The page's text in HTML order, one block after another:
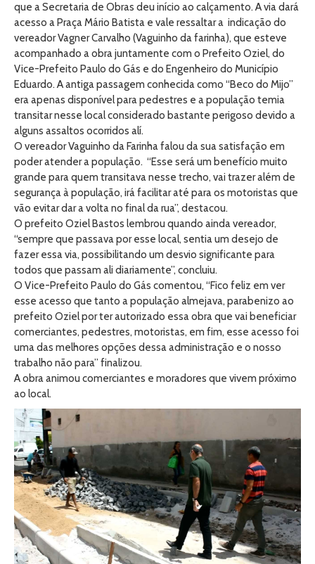
que a Secretaria de Obras deu início ao calçamento. A via dará
acesso a Praça Mário Batista e vale ressaltar a indicação do
vereador Vagner Carvalho (Vaguinho da farinha), que esteve
acompanhado a obra juntamente com o Prefeito Oziel, do
Vice-Prefeito Paulo do Gás e do Engenheiro do Município
Eduardo. A antiga passagem conhecida como “Beco do Mijo”
era apenas disponível para pedestres e a população temia
transitar nesse local considerado bastante perigoso devido a
alguns assaltos ocorridos alí.
O vereador Vaguinho da Farinha falou da sua satisfação em
poder atender a população. “Esse será um benefício muito
grande para quem transitava nesse trecho, vai trazer além de
segurança à população, irá facilitar até para os motoristas que
vão evitar dar a volta no final da rua”, destacou.
O prefeito Oziel Bastos lembrou quando ainda vereador,
“sempre que passava por esse local, sentia um desejo de
fazer essa via, possibilitando um desvio significante para
todos que passam ali diariamente”, concluiu.
O Vice-Prefeito Paulo do Gás comentou, “Fico feliz em ver
esse acesso que tanto a população almejava, parabenizo ao
prefeito Oziel por ter autorizado essa obra que vai beneficiar
comerciantes, pedestres, motoristas, em fim, esse acesso foi
uma das melhores opções dessa administração e o nosso
trabalho não para” finalizou.
A obra animou comerciantes e moradores que vivem próximo
ao local.